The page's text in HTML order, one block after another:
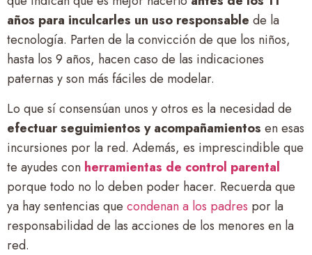
años para inculcarles un uso responsable de la
tecnología. Parten de la convicción de que los niños,
hasta los 9 años, hacen caso de las indicaciones
paternas y son más fáciles de modelar.
Lo que sí consensúan unos y otros es la necesidad de
efectuar seguimientos y acompañamientos en esas
incursiones por la red. Además, es imprescindible que
te ayudes con herramientas de control parental
porque todo no lo deben poder hacer. Recuerda que
ya hay sentencias que condenan a los padres por la
responsabilidad de las acciones de los menores en la
red.